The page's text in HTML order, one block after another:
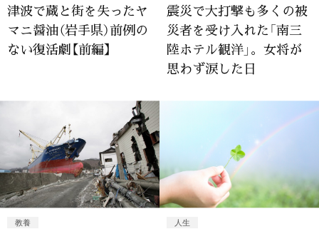
津波で蔵と街を失ったヤ
マニ醤油（岩手県）前例の
ない復活劇【前編】
震災で大打撃も多くの被
災者を受け入れた「南三
陸ホテル観洋」。女将が
思わず涙した日
教養 人生